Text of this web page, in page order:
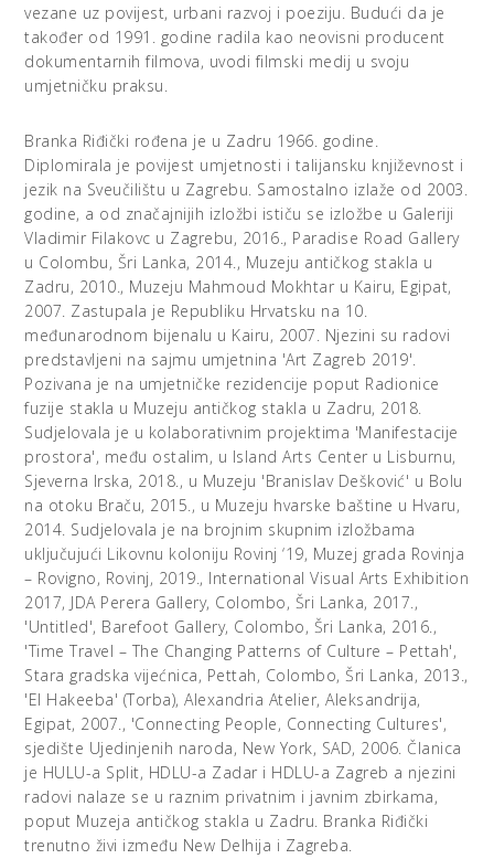
vezane uz povijest, urbani razvoj i poeziju. Budući da je
također od 1991. godine radila kao neovisni producent
dokumentarnih filmova, uvodi filmski medij u svoju
umjetničku praksu.
Branka Riđički rođena je u Zadru 1966. godine.
Diplomirala je povijest umjetnosti i talijansku književnost i
jezik na Sveučilištu u Zagrebu. Samostalno izlaže od 2003.
godine, a od značajnijih izložbi ističu se izložbe u Galeriji
Vladimir Filakovc u Zagrebu, 2016., Paradise Road Gallery
u Colombu, Šri Lanka, 2014., Muzeju antičkog stakla u
Zadru, 2010., Muzeju Mahmoud Mokhtar u Kairu, Egipat,
2007. Zastupala je Republiku Hrvatsku na 10.
međunarodnom bijenalu u Kairu, 2007. Njezini su radovi
predstavljeni na sajmu umjetnina 'Art Zagreb 2019'.
Pozivana je na umjetničke rezidencije poput Radionice
fuzije stakla u Muzeju antičkog stakla u Zadru, 2018.
Sudjelovala je u kolaborativnim projektima 'Manifestacije
prostora', među ostalim, u Island Arts Center u Lisburnu,
Sjeverna Irska, 2018., u Muzeju 'Branislav Dešković' u Bolu
na otoku Braču, 2015., u Muzeju hvarske baštine u Hvaru,
2014. Sudjelovala je na brojnim skupnim izložbama
uključujući Likovnu koloniju Rovinj ‘19, Muzej grada Rovinja
– Rovigno, Rovinj, 2019., International Visual Arts Exhibition
2017, JDA Perera Gallery, Colombo, Šri Lanka, 2017.,
'Untitled', Barefoot Gallery, Colombo, Šri Lanka, 2016.,
'Time Travel – The Changing Patterns of Culture – Pettah',
Stara gradska vijećnica, Pettah, Colombo, Šri Lanka, 2013.,
'El Hakeeba' (Torba), Alexandria Atelier, Aleksandrija,
Egipat, 2007., 'Connecting People, Connecting Cultures',
sjedište Ujedinjenih naroda, New York, SAD, 2006. Članica
je HULU-a Split, HDLU-a Zadar i HDLU-a Zagreb a njezini
radovi nalaze se u raznim privatnim i javnim zbirkama,
poput Muzeja antičkog stakla u Zadru. Branka Riđički
trenutno živi između New Delhija i Zagreba.